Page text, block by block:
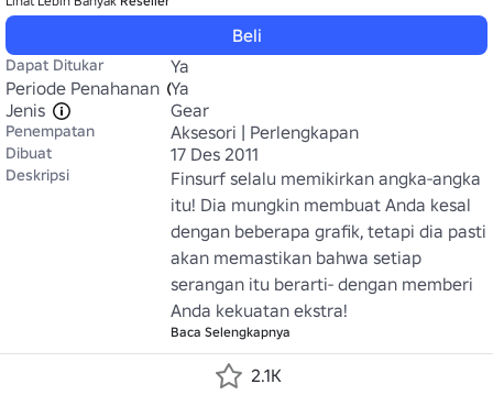
Beli
Dapat Ditukar
Ya
Periode Penahanan Ya
Jenis
Gear
Penempatan Aksesori | Perlengkapan
Dibuat 17 Des 2011
Deskripsi
Finsurf selalu memikirkan angka-angka
itu! Dia mungkin membuat Anda kesal
dengan beberapa grafik, tetapi dia pasti
akan memastikan bahwa setiap
serangan itu berarti- dengan memberi
Anda kekuatan ekstra!
Baca Selengkapnya
2.1K